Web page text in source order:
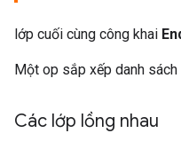
lớp cuối cùng công khai
Một op sắp xếp danh
Các lớp lồng nhau